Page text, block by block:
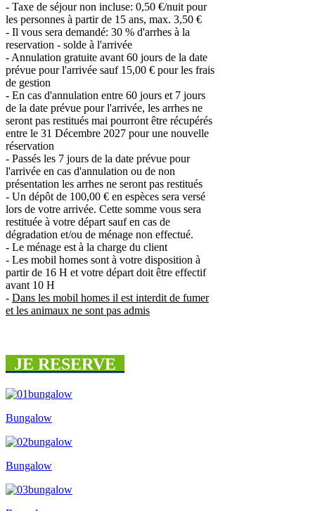
- Taxe de séjour non incluse: 0,50 €/nuit pour
les personnes à partir de 15 ans, max. 3,50 €
- Il vous sera demandé: 30 % d'arrhes à la
reservation - solde à l'arrivée
- Annulation gratuite avant 60 jours de la date
prévue pour l'arrivée sauf 15,00 € pour les frais
de gestion
- En cas d'annulation entre 60 jours et 7 jours
de la date prévue pour l'arrivée, les arrhes ne
seront pas restitués mai pourront être récupérés
entre le 31 Décembre 2027 pour une nouvelle
réservation
- Passés les 7 jours de la date prévue pour
l'arrivée en cas d'annulation ou de non
présentation les arrhes ne seront pas restitués
- Un dépôt de 100,00 € en espèces sera versé
lors de votre arrivée. Cette somme vous sera
restituée à votre départ sauf en cas de
dégradation et/ou de ménage non effectué.
- Le ménage est à la charge du client
- Les mobil homes sont à votre disposition à
partir de 16 H et votre départ doit être effectif
avant 10 H
- Dans les mobil homes il est interdit de fumer
et les animaux ne sont pas admis
JE RESERVE
Bungalow
Bungalow